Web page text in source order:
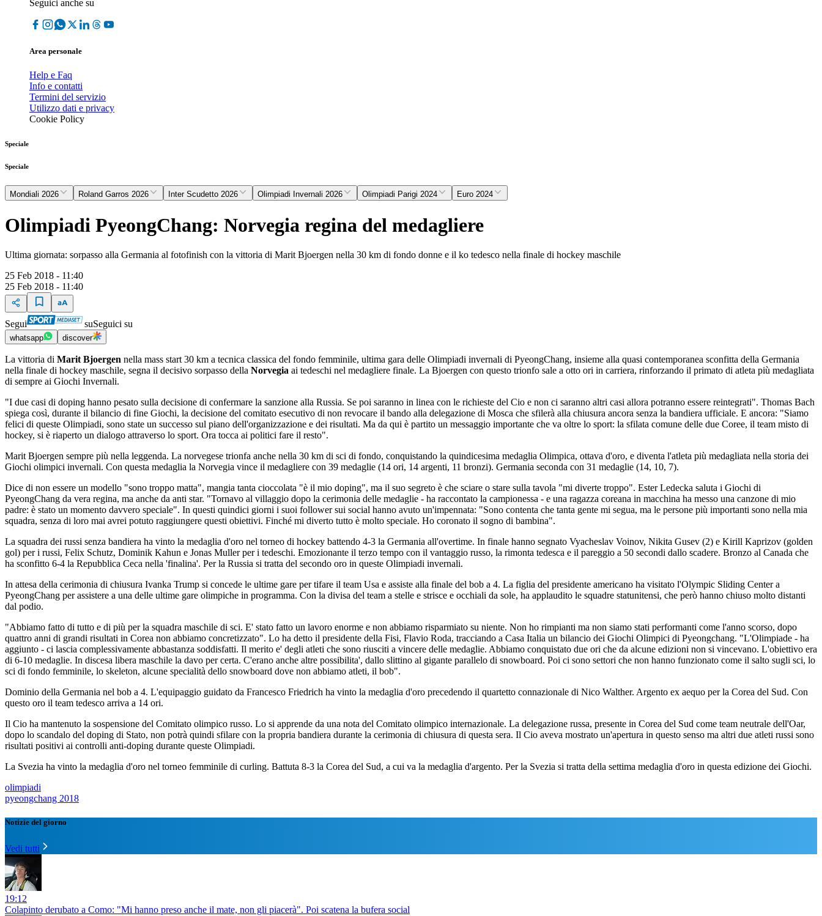
Seguici anche su
Area personale
Help e Faq
Info e contatti
Termini del servizio
Utilizzo dati e privacy
Cookie Policy
Speciale
Speciale
Mondiali 2026 Roland Garros 2026 Inter Scudetto 2026 Olimpiadi Invernali 2026 Olimpiadi Parigi 2024 Euro 2024
Olimpiadi PyeongChang: Norvegia regina del medagliere
Ultima giornata: sorpasso alla Germania al fotofinish con la vittoria di Marit Bjoergen nella 30 km di fondo donne e il ko tedesco nella finale di hockey maschile
25 Feb 2018 - 11:40
25 Feb 2018 - 11:40
Segui suSeguici su
whatsapp discover
La vittoria di Marit Bjoergen nella mass start 30 km a tecnica classica del fondo femminile, ultima gara delle Olimpiadi invernali di PyeongChang, insieme alla quasi contemporanea sconfitta della Germania
nella finale di hockey maschile, segna il decisivo sorpasso della Norvegia ai tedeschi nel medagliere finale. La Bjoergen con questo trionfo sale a otto ori in carriera, rinforzando il primato di atleta più medagliata
di sempre ai Giochi Invernali.
"I due casi di doping hanno pesato sulla decisione di confermare la sanzione alla Russia. Se poi saranno in linea con le richieste del Cio e non ci saranno altri casi allora potranno essere reintegrati". Thomas Bach
spiega così, durante il bilancio di fine Giochi, la decisione del comitato esecutivo di non revocare il bando alla delegazione di Mosca che sfilerà alla chiusura ancora senza la bandiera ufficiale. E ancora: "Siamo
felici di queste Olimpiadi, sono state un successo sul piano dell'organizzazione e dei risultati. Ma da qui è partito un messaggio importante che va oltre lo sport: la sfilata comune delle due Coree, il team misto di
hockey, si è riaperto un dialogo attraverso lo sport. Ora tocca ai politici fare il resto".
Marit Bjoergen sempre più nella leggenda. La norvegese trionfa anche nella 30 km di sci di fondo, conquistando la quindicesima medaglia Olimpica, ottava d'oro, e diventa l'atleta più medagliata nella storia dei
Giochi olimpici invernali. Con questa medaglia la Norvegia vince il medagliere con 39 medaglie (14 ori, 14 argenti, 11 bronzi). Germania seconda con 31 medaglie (14, 10, 7).
Dice di non essere un modello "sono troppo matta", mangia tanta cioccolata "è il mio doping", ma il suo segreto è che sciare o stare sulla tavola "mi diverte troppo". Ester Ledecka saluta i Giochi di
PyeongChang da vera regina, ma anche da anti star. "Tornavo al villaggio dopo la cerimonia delle medaglie - ha raccontato la campionessa - e una ragazza coreana in macchina ha messo una canzone di mio
padre: è stato un momento davvero speciale". In questi quindici giorni i suoi follower sui social hanno avuto un'impennata: "Sono contenta che tanta gente mi segua, ma le persone più importanti sono nella mia
squadra, senza di loro mai avrei potuto raggiungere questi obiettivi. Finché mi diverto tutto è molto speciale. Ho coronato il sogno di bambina".
La squadra dei russi senza bandiera ha vinto la medaglia d'oro nel torneo di hockey battendo 4-3 la Germania all'overtime. In finale hanno segnato Vyacheslav Voinov, Nikita Gusev (2) e Kirill Kaprizov (golden
gol) per i russi, Felix Schutz, Dominik Kahun e Jonas Muller per i tedeschi. Emozionante il terzo tempo con il vantaggio russo, la rimonta tedesca e il pareggio a 50 secondi dallo scadere. Bronzo al Canada che
ha sconfitto 6-4 la Repubblica Ceca nella 'finalina'. Per la Russia si tratta del secondo oro in queste Olimpiadi invernali.
In attesa della cerimonia di chiusura Ivanka Trump si concede le ultime gare per tifare il team Usa e assiste alla finale del bob a 4. La figlia del presidente americano ha visitato l'Olympic Sliding Center a
PyeongChang per assistere a una delle ultime gare olimpiche in programma. Con la divisa del team a stelle e strisce e occhiali da sole, ha applaudito le squadre statunitensi, che però hanno chiuso molto distanti
dal podio.
"Abbiamo fatto di tutto e di più per la squadra maschile di sci. E' stato fatto un lavoro enorme e non abbiamo risparmiato su niente. Non ho rimpianti ma non siamo stati performanti come l'anno scorso, dopo
quattro anni di grandi risultati in Corea non abbiamo concretizzato". Lo ha detto il presidente della Fisi, Flavio Roda, tracciando a Casa Italia un bilancio dei Giochi Olimpici di Pyeongchang. "L'Olimpiade - ha
aggiunto - ci lascia complessivamente abbastanza soddisfatti. Il merito e' degli atleti che sono riusciti a vincere delle medaglie. Abbiamo conquistato due ori che da alcune edizioni non si vincevano. L'obiettivo era
di 6-10 medaglie. In discesa libera maschile la davo per certa. C'erano anche altre possibilita', dallo slittino al gigante parallelo di snowboard. Poi ci sono settori che non hanno funzionato come il salto sugli sci, lo
sci di fondo femminile, lo skeleton, alcune specialità dello snowboard dove non abbiamo atleti, il bob".
Dominio della Germania nel bob a 4. L'equipaggio guidato da Francesco Friedrich ha vinto la medaglia d'oro precedendo il quartetto connazionale di Nico Walther. Argento ex aequo per la Corea del Sud. Con
questo oro il team tedesco arriva a 14 ori.
Il Cio ha mantenuto la sospensione del Comitato olimpico russo. Lo si apprende da una nota del Comitato olimpico internazionale. La delegazione russa, presente in Corea del Sud come team neutrale dell'Oar,
dopo lo scandalo del doping di Stato, non potrà quindi sfilare con la propria bandiera durante la cerimonia di chiusura di questa sera. Il Cio aveva mostrato un'apertura in questo senso ma altri due atleti russi sono
risultati positivi ai controlli anti-doping durante queste Olimpiadi.
La Svezia ha vinto la medaglia d'oro nel torneo femminile di curling. Battuta 8-3 la Corea del Sud, a cui va la medaglia d'argento. Per la Svezia si tratta della settima medaglia d'oro in questa edizione dei Giochi.
olimpiadi
pyeongchang 2018
Notizie del giorno
Vedi tutti
19:12
Colapinto derubato a Como: "Mi hanno preso anche il mate, non gli piacerà". Poi scatena la bufera social